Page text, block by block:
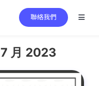
聯絡我們
Toggle
7 月 2023